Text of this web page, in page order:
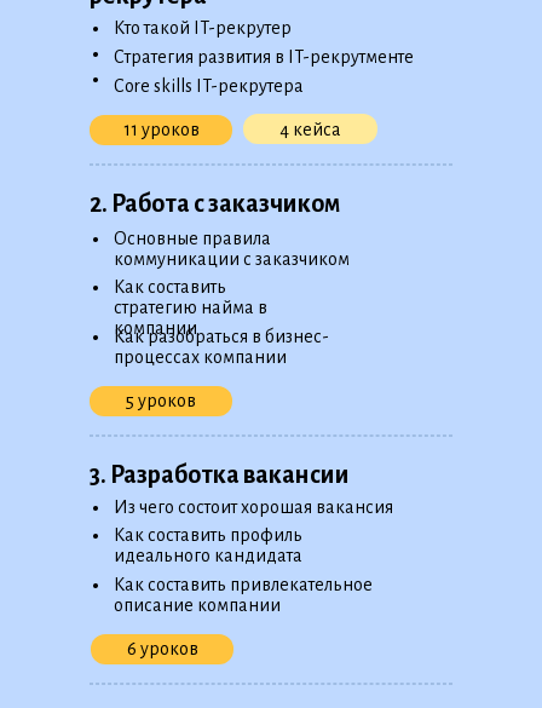
6 уроков
5 уроков
11 уроков
3. Разработка вакансии
Из чего состоит хорошая вакансия
•
Как составить профиль
идеального кандидата
•
Как составить привлекательное
описание компании
•
Кто такой IT-рекрутер
•
Стратегия развития в IT-рекрутменте
•
Сore skills IT-рекрутера
2. Работа с заказчиком
Основные правила
коммуникации с заказчиком
•
•
Как составить
стратегию найма в
компании
•
Как разобраться в бизнес-
процессах компании
•
4 кейса